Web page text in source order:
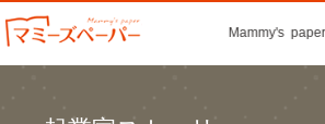
Mammy's paper(